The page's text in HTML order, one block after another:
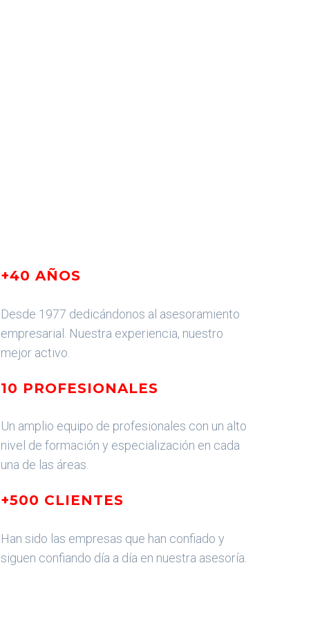
+40 AÑOS
Desde 1977 dedicándonos al asesoramiento
empresarial. Nuestra experiencia, nuestro
mejor activo.
10 PROFESIONALES
Un amplio equipo de profesionales con un alto
nivel de formación y especialización en cada
una de las áreas.
+500 CLIENTES
Han sido las empresas que han confiado y
siguen confiando día a día en nuestra asesoría.